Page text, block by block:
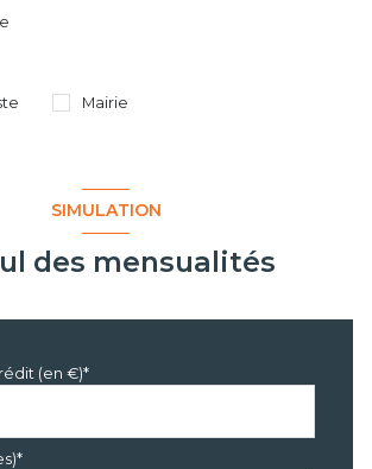
Mairie
SIMULATION
des mensualités
(en €)*